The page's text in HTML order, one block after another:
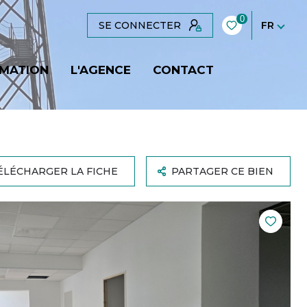
SE CONNECTER
0
FR
L'AGENCE CONTACT
LA FICHE PARTAGER CE BIEN